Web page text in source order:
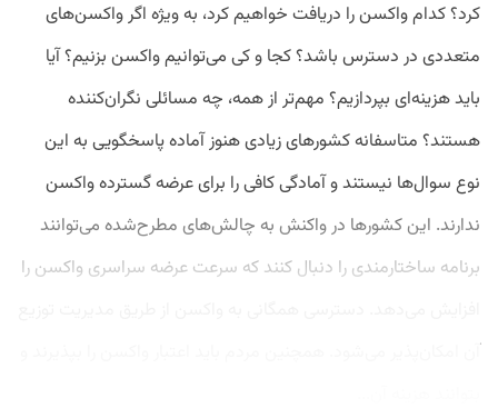
کرد؟ کدام واکسن را دریافت خواهیم کرد، به‌ ویژه اگر واکسن‌های
متعددی در دسترس باشد؟ کجا و کی می‌توانیم واکسن بزنیم؟ آیا
باید هزینه‌ای بپردازیم؟ مهم‌تر از همه، چه مسائلی نگران‌کننده
هستند؟ متاسفانه کشورهای زیادی هنوز آماده پاسخگویی به این
نوع سوال‌ها نیستند و آمادگی کافی را برای عرضه گسترده واکسن
ندارند. این کشورها در واکنش به چالش‌های مطرح‌شده می‌توانند
برنامه ساختارمندی را دنبال کنند که سرعت عرضه سراسری واکسن را